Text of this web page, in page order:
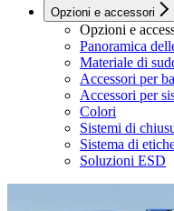
Opzioni e accessori
Opzioni e
Panoramica
Materiale di
Accessori per
Accessori per
Colori
Sistemi di
Sistema di
Soluzioni ESD